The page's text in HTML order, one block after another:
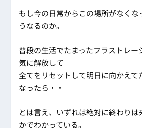
もし今の日常からこの場所がなく
うなるのか。
普段の生活でたまったフラストレー
気に解放して
全てをリセットして明日に向かえて
なったら・・
とは言え、いずれは絶対に終わりは
かでわかっている。